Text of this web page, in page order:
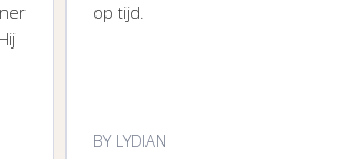
op tijd.
BY LYDIAN